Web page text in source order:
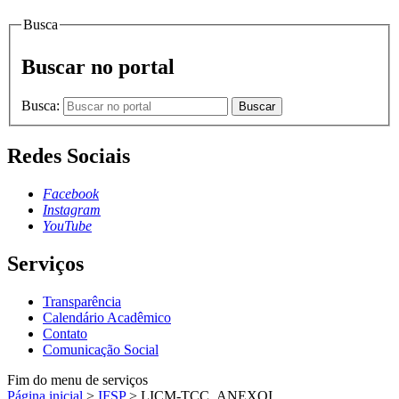
Busca
Buscar no portal
Busca: Buscar
Redes Sociais
Facebook
Instagram
YouTube
Serviços
Transparência
Calendário Acadêmico
Contato
Comunicação Social
Fim do menu de serviços
Página inicial > IFSP > LICM-TCC_ANEXOI